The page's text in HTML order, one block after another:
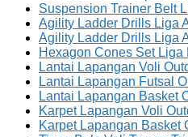
Suspension Trainer Belt
Agility Ladder Drills Liga
Agility Ladder Drills Liga
Hexagon Cones Set Liga
Lantai Lapangan Voli
Lantai Lapangan Futsal
Lantai Lapangan Basket
Karpet Lapangan Voli
Karpet Lapangan Basket